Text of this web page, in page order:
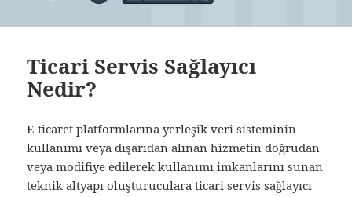
Ticari Servis Sağlayıcı
Nedir?
E-ticaret platformlarına yerleşik veri sisteminin
kullanımı veya dışarıdan alınan hizmetin doğrudan
veya modifiye edilerek kullanımı imkanlarını sunan
teknik altyapı oluşturuculara ticari servis sağlayıcı